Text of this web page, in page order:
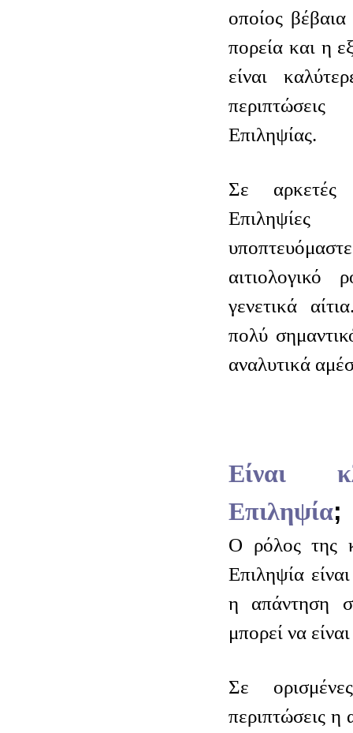
οποίος βέβαια
πορεία και η
είναι
Επιληψίας.
Σε αρκετές
αιτιολογικό
γενετικά
πολύ
αναλυτικά
Είναι
Επιληψία;
Ο ρόλος της
Επιληψία
η απάντηση
μπορεί να
Σε
περιπτώσεις η